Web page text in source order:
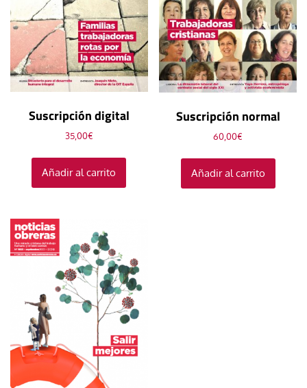
Suscripción digital
35,00€
Añadir al carrito
Suscripción normal
60,00€
Añadir al carrito